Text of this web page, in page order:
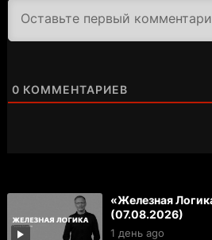
0 КОММЕНТАРИЕВ
«Железная
(07.08.2026)
1 день ago